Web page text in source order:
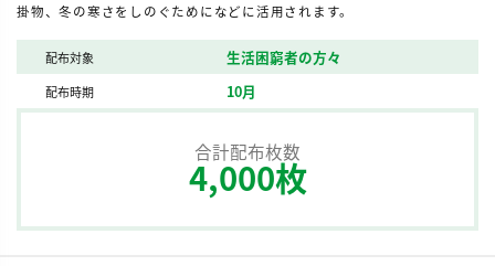
掛物、冬の寒さをしのぐためになどに活用されます。
配布対象 生活困窮者の方々
配布時期 10月
合計配布枚数
4,000枚